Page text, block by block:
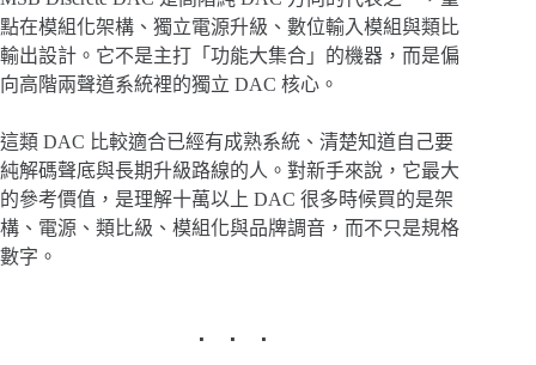
點在模組化架構、獨立電源升級、數位輸入模組與類比
輸出設計。它不是主打「功能大集合」的機器，而是偏
向高階兩聲道系統裡的獨立 DAC 核心。
這類 DAC 比較適合已經有成熟系統、清楚知道自己要
純解碼聲底與長期升級路線的人。對新手來說，它最大
的參考價值，是理解十萬以上 DAC 很多時候買的是架
構、電源、類比級、模組化與品牌調音，而不只是規格
數字。